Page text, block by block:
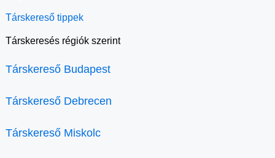
Társkereső tippek
Társkeresés régiók szerint
Társkereső Budapest
Társkereső Debrecen
Társkereső Miskolc